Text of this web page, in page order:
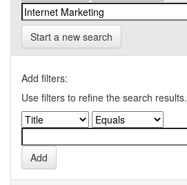
Start a new search
Add filters:
Use filters to refine the search results.